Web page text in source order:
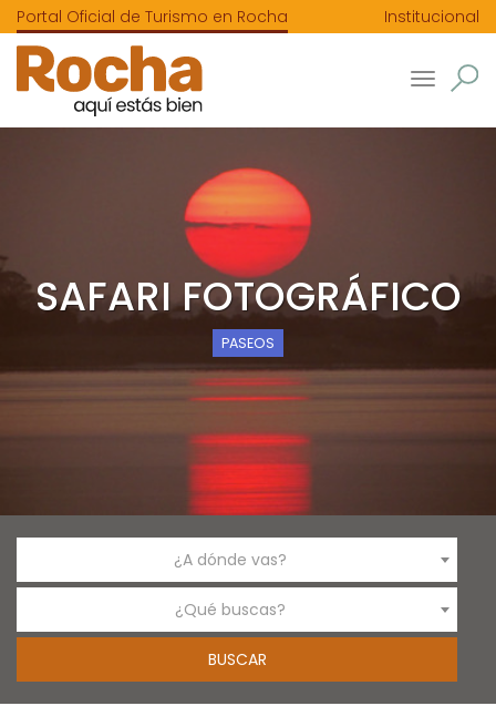
Portal Oficial de Turismo en Rocha Institucional
Toggle
SAFARI FOTOGRÁFICO
PASEOS
¿A dónde vas?
¿Qué buscas?